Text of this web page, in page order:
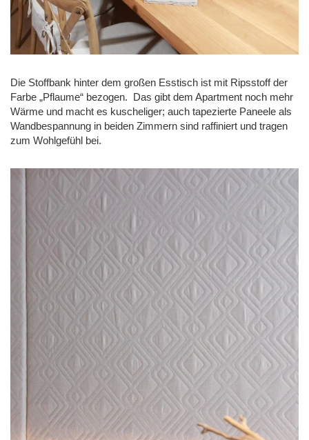
Die Stoffbank hinter dem großen Esstisch ist mit Ripsstoff der
Farbe „Pflaume“ bezogen. Das gibt dem Apartment noch mehr
Wärme und macht es kuscheliger; auch tapezierte Paneele als
Wandbespannung in beiden Zimmern sind raffiniert und tragen
zum Wohlgefühl bei.